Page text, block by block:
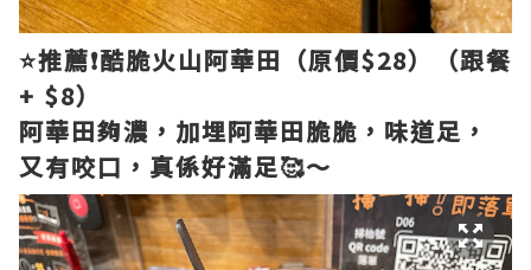
⭐️推薦❗酷脆火山阿華田（原價$28）（跟餐
+ $8）
阿華田夠濃，加埋阿華田脆脆，味道足，
又有咬口，真係好滿足🥰～